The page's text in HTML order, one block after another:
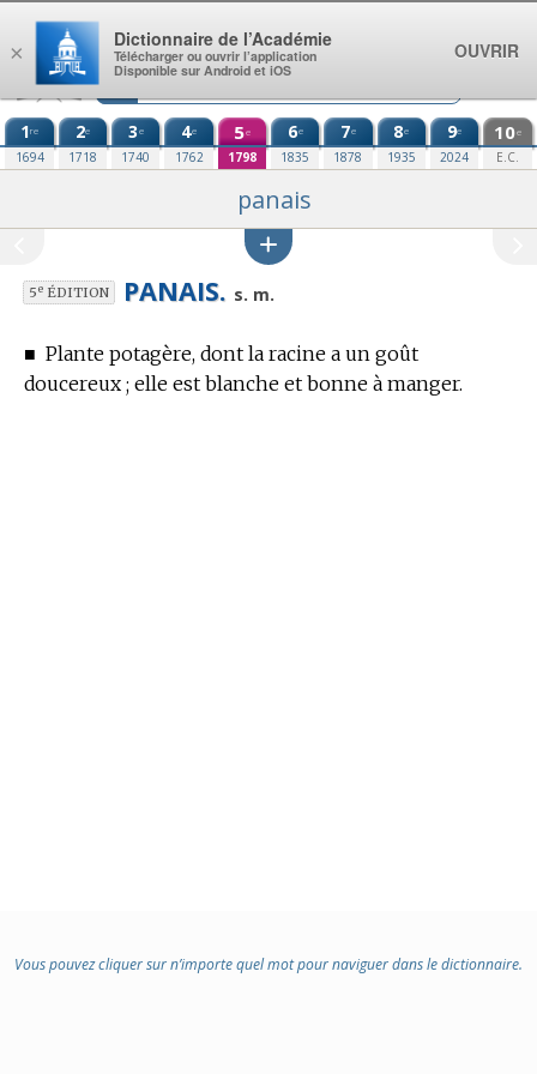
Aller au contenu
1re
1694
2e
1718
3e
1740
4e
1762
5e
1798
6e
1835
7e
1878
8e
1935
9e
2024
10e
E.C.
panais
5eÉDITION PANAIS. s. m.
■ Plante potagère, dont la racine a un goût
doucereux ; elle est blanche et bonne à manger.
Vous pouvez cliquer sur n’importe quel mot pour naviguer dans le dictionnaire.
×
Dictionnaire de l’Académie
Télécharger ou ouvrir l’application
Disponible sur Android et iOS
OUVRIR